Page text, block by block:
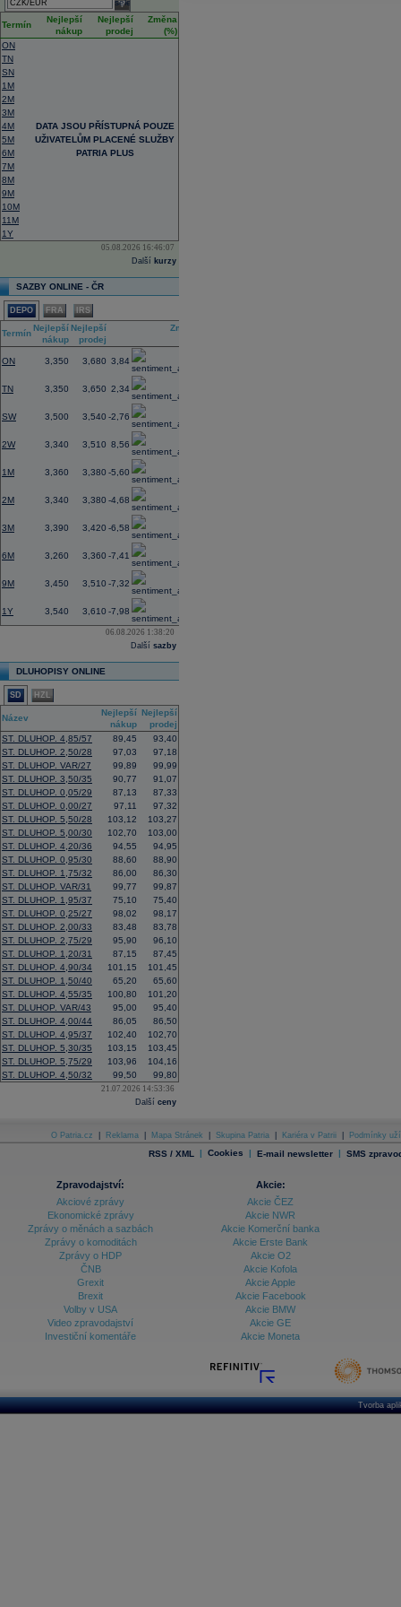
select
Termín
Nejlepší
nákup
Nejlepší
prodej
Změna
(%)
ON
DATA JSOU PŘÍSTUPNÁ POUZE
UŽIVATELŮM PLACENÉ SLUŽBY
PATRIA PLUS
TN
SN
1M
2M
3M
4M
5M
6M
7M
8M
9M
10M
11M
1Y
05.08.2026 16:46:07
Další kurzy
SAZBY ONLINE - ČR
DEPO FRA IRS
Termín
Nejlepší
nákup
Nejlepší
prodej
Změna
ON 3,350 3,680 3,84
TN 3,350 3,650 2,34
SW 3,500 3,540 -2,76
2W 3,340 3,510 8,56
1M 3,360 3,380 -5,60
2M 3,340 3,380 -4,68
3M 3,390 3,420 -6,58
6M 3,260 3,360 -7,41
9M 3,450 3,510 -7,32
1Y 3,540 3,610 -7,98
06.08.2026 1:38:20
Další sazby
DLUHOPISY ONLINE
SD HZL
Název
Nejlepší
nákup
Nejlepší
prodej
ST. DLUHOP. 4,85/57
89,45
93,40
ST. DLUHOP. 2,50/28
97,03
97,18
ST. DLUHOP. VAR/27
99,89
99,99
ST. DLUHOP. 3,50/35
90,77
91,07
ST. DLUHOP. 0,05/29
87,13
87,33
ST. DLUHOP. 0,00/27
97,11
97,32
ST. DLUHOP. 5,50/28
103,12
103,27
ST. DLUHOP. 5,00/30
102,70
103,00
ST. DLUHOP. 4,20/36
94,55
94,95
ST. DLUHOP. 0,95/30
88,60
88,90
ST. DLUHOP. 1,75/32
86,00
86,30
ST. DLUHOP. VAR/31
99,77
99,87
ST. DLUHOP. 1,95/37
75,10
75,40
ST. DLUHOP. 0,25/27
98,02
98,17
ST. DLUHOP. 2,00/33
83,48
83,78
ST. DLUHOP. 2,75/29
95,90
96,10
ST. DLUHOP. 1,20/31
87,15
87,45
ST. DLUHOP. 4,90/34
101,15
101,45
ST. DLUHOP. 1,50/40
65,20
65,60
ST. DLUHOP. 4,55/35
100,80
101,20
ST. DLUHOP. VAR/43
95,00
95,40
ST. DLUHOP. 4,00/44
86,05
86,50
ST. DLUHOP. 4,95/37
102,40
102,70
ST. DLUHOP. 5,30/35
103,15
103,45
ST. DLUHOP. 5,75/29
103,96
104,16
ST. DLUHOP. 4,50/32
99,50 99,80
21.07.2026 14:53:36
Další ceny
O Patria.cz Reklama Mapa Stránek Skupina Patria Kariéra v Patrii Podmínky
RSS / XML | Cookies | E-mail newsletter | SMS
Zpravodajství:
Akciové zprávy
Ekonomické zprávy
Zprávy o měnách a sazbách
Zprávy o komoditách
Zprávy o HDP
ČNB
Grexit
Brexit
Volby v USA
Video zpravodajství
Investiční komentáře
Akcie:
Akcie ČEZ
Akcie NWR
Akcie Komerční banka
Akcie Erste Bank
Akcie O2
Akcie Kofola
Akcie Apple
Akcie Facebook
Akcie BMW
Akcie GE
Akcie Moneta
Tvorba